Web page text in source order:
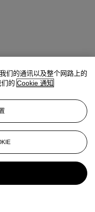
们的通讯以及整个网路上的
的 Cookie 通知